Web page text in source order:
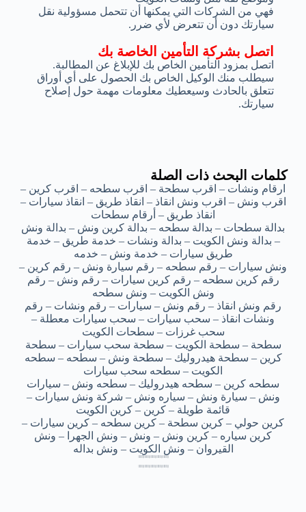
اتصل بشركة التأمين الخاصة بك
اتصل بمزود التأمين الخاص بك للإبلاغ عن المطالبة.
سيطلب منك الوكيل الخاص بك الحصول على أي أوراق
تتعلق بالحادث وسيعطيك معلومات مهمة حول إصلاح
سيارتك.
فهي من الشركات التي يمكنها أن تتحمل مسؤولية نقل
سيارتك دون أن تتعرض لأي ضرر.
كلمات البحث ذات الصلة
ارقام ونشات – اقرب سطحة – اقرب سطحه – اقرب كرين –
اقرب ونش – اقرب ونش انقاذ – انقاذ طريق – انقاذ سيارات –
انقاذ طريق – أرقام سطحات
بدالة سطحات – بدالة سطحه – بدالة كرين ونش – بدالة ونش
– بدالة ونش الكويت – بدالة ونشات – خدمة طريق – خدمة
طريق سيارات – خدمة ونش – خدمه
ونش سيارات – رقم سطحه – رقم سيارة ونش – رقم كرين –
رقم كرين سطحه – رقم كرين سيارات – رقم ونش – رقم
ونش الكويت – ونش سطحه
رقم ونش انقاذ – رقم ونش – سيارات – رقم ونشات – رقم
ونشات انقاذ – سحب سيارات – سحب سيارات معطلة –
سحب غرزات – سطحات الكويت
سطحة – سطحة الكويت – سطحة سحب سيارات – سطحة
كرين – سطحة هيدروليك – سطحة ونش – سطحه – سطحه
الكويت – سطحه سحب سيارات
سطحه كرين – سطحه هيدروليك – سطحه ونش – سيارات
ونش – سيارة ونش – سياره ونش – شركة ونش سيارات –
قائمة طويلة – كرين – كرين الكويت
كرين حولي – كرين سطحة – كرين سطحه – كرين سيارات –
كرين سياره – كرين ونش – ونش – ونش الجهرا – ونش
القيروان – ونش الكويت – ونش بداله